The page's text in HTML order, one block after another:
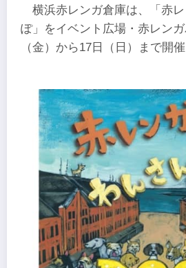
横浜赤レンガ倉庫は、「赤
ぽ」をイベント広場・赤レン
（金）から17日（日）まで開催